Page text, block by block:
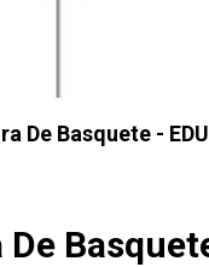
De Basquete -
De